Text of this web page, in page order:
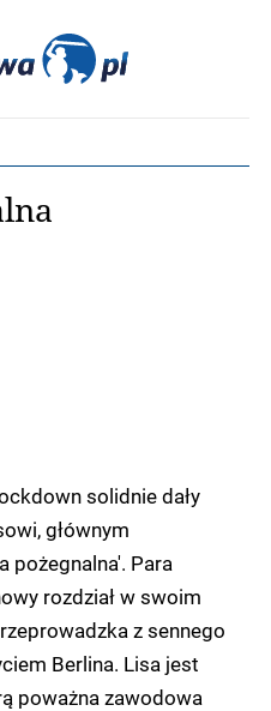
solidnie dały
głównym
pożegnalna'. Para
rozdział w swoim
z sennego
Berlina. Lisa jest
poważna zawodowa